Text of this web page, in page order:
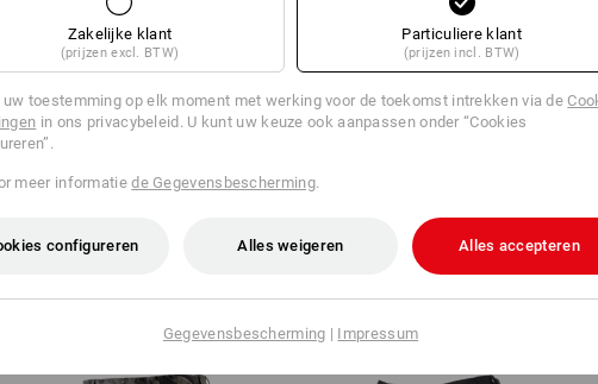
VINDEN
huidige artikel met de beste
In 3 stappen
Zakelijke klant
(prijzen excl. BTW)
Particuliere klant
(prijzen incl. BTW)
uw toestemming op elk moment met werking voor de toekomst intrekken via de
in ons privacybeleid. U kunt uw keuze ook aanpassen onder “Cookies
meer informatiede Gegevensbescherming.
configureren Alles weigeren Alles accepteren
Gegevensbescherming | Impressum